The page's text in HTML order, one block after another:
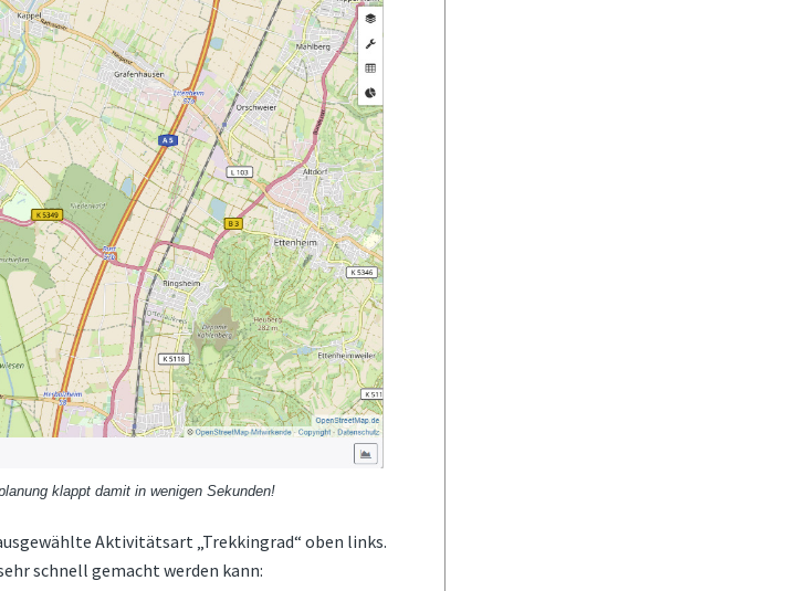
klappt damit in wenigen Sekunden!
Aktivitätsart „Trekkingrad“ oben links.
schnell gemacht werden kann: